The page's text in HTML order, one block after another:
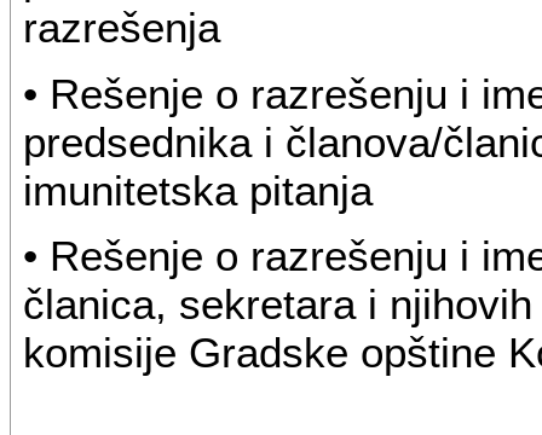
razrešenja
• Rešenje o razrešenju i
predsednika i članova/
imunitetska pitanja
• Rešenje o razrešenju i
članica, sekretara i
komisije Gradske opštine